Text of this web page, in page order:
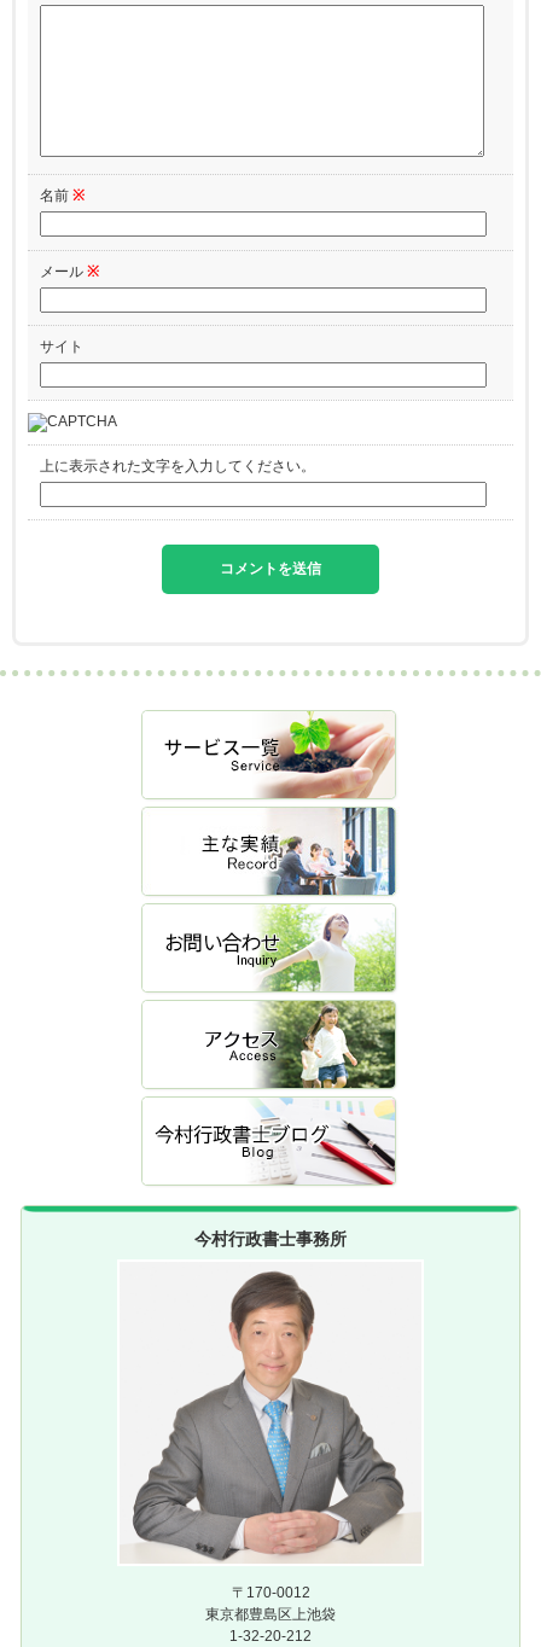
名前 ※
メール ※
サイト
上に表示された文字を入力してください。
今村行政書士事務所
〒170-0012
東京都豊島区上池袋
1-32-20-212